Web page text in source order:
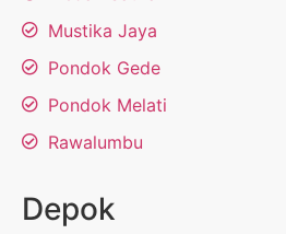
Mustika Jaya
Pondok Gede
Pondok Melati
Rawalumbu
Depok